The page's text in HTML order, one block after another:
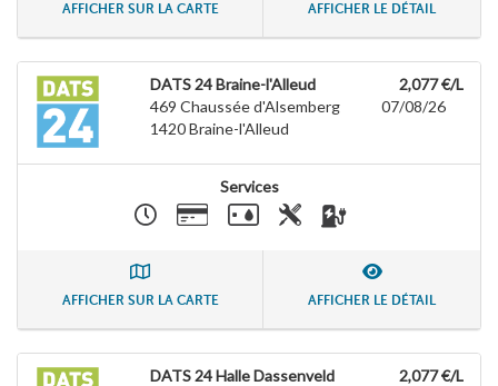
AFFICHER SUR LA CARTE AFFICHER LE DÉTAIL
DATS 24 Braine-l'Alleud
469 Chaussée d'Alsemberg
1420Braine-l'Alleud
2,077 €/L
07/08/26
Services
AFFICHER SUR LA CARTE AFFICHER LE DÉTAIL
DATS 24 Halle Dassenveld
2,077 €/L